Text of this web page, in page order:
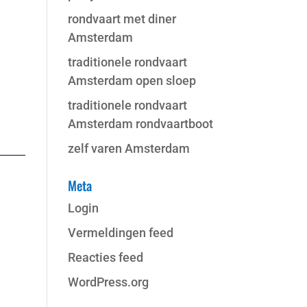
rondvaart met diner
Amsterdam
traditionele rondvaart
Amsterdam open sloep
traditionele rondvaart
Amsterdam rondvaartboot
zelf varen Amsterdam
Meta
Login
Vermeldingen feed
Reacties feed
WordPress.org